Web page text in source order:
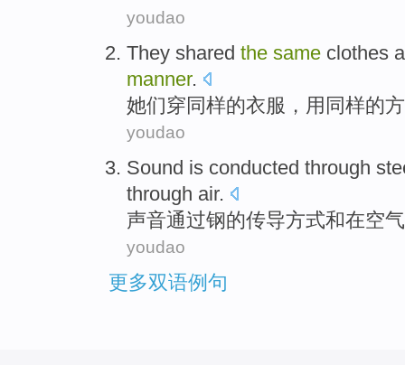
youdao
They shared the same clothes
manner.
她们穿同样的衣服，用同样的
youdao
Sound is conducted through
through air.
声音通过钢的传导方式和在空气
youdao
更多双语例句